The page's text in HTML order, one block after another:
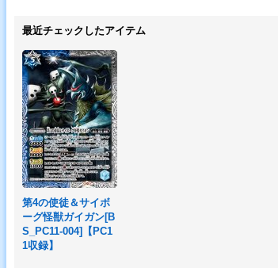
最近チェックしたアイテム
第4の使徒＆サイボ
ーグ怪獣ガイガン[B
S_PC11-004]【PC1
1収録】